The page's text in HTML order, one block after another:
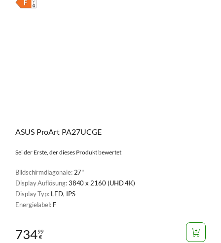
ASUS ProArt PA27UCGE
Sei der Erste, der dieses Produkt bewertet
Bildschirmdiagonale: 27"
Display Auflösung:3840 x 2160 (UHD 4K)
Display Typ: LED, IPS
Energielabel: F
73499
€